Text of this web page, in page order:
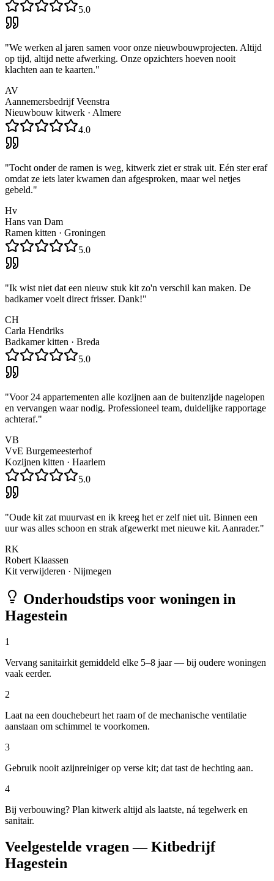
5.0
"We werken al jaren samen voor onze nieuwbouwprojecten. Altijd
op tijd, altijd nette afwerking. Onze opzichters hoeven nooit
klachten aan te kaarten."
AV
Aannemersbedrijf Veenstra
Nieuwbouw kitwerk · Almere
4.0
"Tocht onder de ramen is weg, kitwerk ziet er strak uit. Eén ster eraf
omdat ze iets later kwamen dan afgesproken, maar wel netjes
gebeld."
Hv
Hans van Dam
Ramen kitten · Groningen
5.0
"Ik wist niet dat een nieuw stuk kit zo'n verschil kan maken. De
badkamer voelt direct frisser. Dank!"
CH
Carla Hendriks
Badkamer kitten · Breda
5.0
"Voor 24 appartementen alle kozijnen aan de buitenzijde nagelopen
en vervangen waar nodig. Professioneel team, duidelijke rapportage
achteraf."
VB
VvE Burgemeesterhof
Kozijnen kitten · Haarlem
5.0
"Oude kit zat muurvast en ik kreeg het er zelf niet uit. Binnen een
uur was alles schoon en strak afgewerkt met nieuwe kit. Aanrader."
RK
Robert Klaassen
Kit verwijderen · Nijmegen
Onderhoudstips voor woningen in
Hagestein
1
Vervang sanitairkit gemiddeld elke 5–8 jaar — bij oudere woningen
vaak eerder.
2
Laat na een douchebeurt het raam of de mechanische ventilatie
aanstaan om schimmel te voorkomen.
3
Gebruik nooit azijnreiniger op verse kit; dat tast de hechting aan.
4
Bij verbouwing? Plan kitwerk altijd als laatste, ná tegelwerk en
sanitair.
Veelgestelde vragen — Kitbedrijf
Hagestein